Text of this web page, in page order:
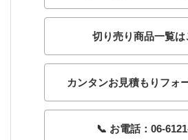
切り売り商品一覧は
カンタンお見積もりフォ
📞 お電話：06-